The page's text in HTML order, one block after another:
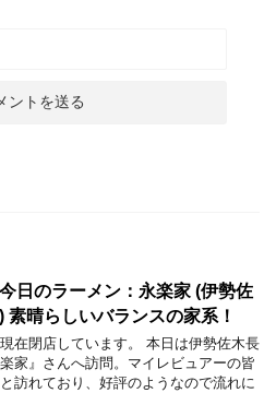
今日のラーメン：永楽家 (伊勢佐
素晴らしいバランスの家系！
在閉店しています。 本日は伊勢佐木長
家』さんへ訪問。マイレビュアーの皆
訪れており、好評のようなので流れに